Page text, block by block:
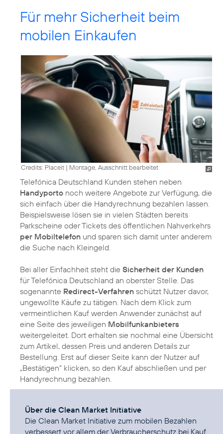
Für mehr Sicherheit beim
mobilen Einkaufen
Credits: Placeit | Montage, Ausschnitt bearbeitet
Telefónica Deutschland Kunden stehen neben
Handyporto noch weitere Angebote zur Verfügung, die
sich einfach über die Handyrechnung bezahlen lassen.
Beispielsweise lösen sie in vielen Städten bereits
Parkscheine oder Tickets des öffentlichen Nahverkehrs
per Mobiltelefon und sparen sich damit unter anderem
die Suche nach Kleingeld.
Bei aller Einfachheit steht die Sicherheit der Kunden
für Telefónica Deutschland an oberster Stelle. Das
sogenannte Redirect-Verfahren schützt Nutzer davor,
ungewollte Käufe zu tätigen. Nach dem Klick zum
vermeintlichen Kauf werden Anwender zunächst auf
eine Seite des jeweiligen Mobilfunkanbieters
weitergeleitet. Dort erhalten sie nochmal eine Übersicht
zum Artikel, dessen Preis und anderen Details zur
Bestellung. Erst auf dieser Seite kann der Nutzer auf
„Bestätigen“ klicken, so den Kauf abschließen und per
Handyrechnung bezahlen.
Über die Clean Market Initiative
Die Clean Market Initiative zum mobilen Bezahlen
verbessert vor allem der Verbraucherschutz bei Kauf